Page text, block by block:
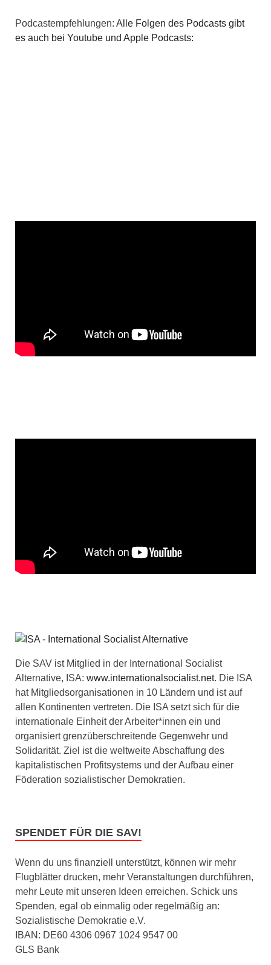
Podcastempfehlungen: Alle Folgen des Podcasts gibt
es auch bei Youtube und Apple Podcasts:
Die SAV ist Mitglied in der International Socialist
Alternative, ISA: www.internationalsocialist.net. Die ISA
hat Mitgliedsorganisationen in 10 Ländern und ist auf
allen Kontinenten vertreten. Die ISA setzt sich für die
internationale Einheit der Arbeiter*innen ein und
organisiert grenzüberschreitende Gegenwehr und
Solidarität. Ziel ist die weltweite Abschaffung des
kapitalistischen Profitsystems und der Aufbau einer
Föderation sozialistischer Demokratien.
SPENDET FÜR DIE SAV!
Wenn du uns finanziell unterstützt, können wir mehr
Flugblätter drucken, mehr Veranstaltungen durchführen,
mehr Leute mit unseren Ideen erreichen. Schick uns
Spenden, egal ob einmalig oder regelmäßig an:
Sozialistische Demokratie e.V.
IBAN: DE60 4306 0967 1024 9547 00
GLS Bank